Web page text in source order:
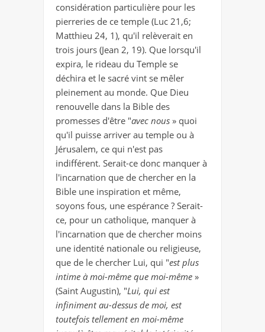
considération particulière pour les
pierreries de ce temple (Luc 21,6;
Matthieu 24, 1), qu'il relèverait en
trois jours (Jean 2, 19). Que lorsqu'il
expira, le rideau du Temple se
déchira et le sacré vint se mêler
pleinement au monde. Que Dieu
renouvelle dans la Bible des
promesses d'être "avec nous » quoi
qu'il puisse arriver au temple ou à
Jérusalem, ce qui n'est pas
indifférent. Serait-ce donc manquer à
l'incarnation que de chercher en la
Bible une inspiration et même,
soyons fous, une espérance ? Serait-
ce, pour un catholique, manquer à
l'incarnation que de chercher moins
une identité nationale ou religieuse,
que de le chercher Lui, qui "est plus
intime à moi-même que moi-même »
(Saint Augustin), "Lui, qui est
infiniment au-dessus de moi, est
toutefois tellement en moi-même